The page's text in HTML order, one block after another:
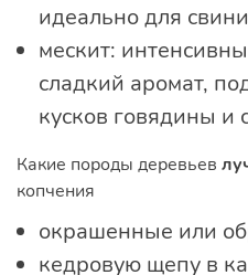
идеально для
мескит:
сладкий аромат,
кусков говядины и
Какие породы деревьев
копчения
окрашенные или
кедровую щепу в